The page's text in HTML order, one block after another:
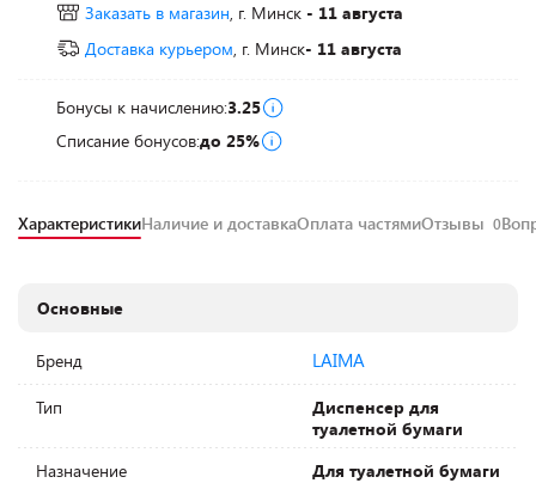
Заказать в магазин, г. Минск - 11 августа
Доставка курьером, г. Минск- 11 августа
Бонусы к начислению:3.25
Списание бонусов:до 25%
ХарактеристикиНаличие и доставкаОплата частямиОтзывы 0
Основные
Бренд LAIMA
Тип
Диспенсер для
туалетной бумаги
Назначение
Для туалетной бумаги